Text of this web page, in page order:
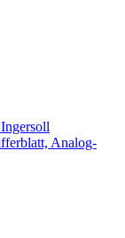
Ingersoll
Analog-